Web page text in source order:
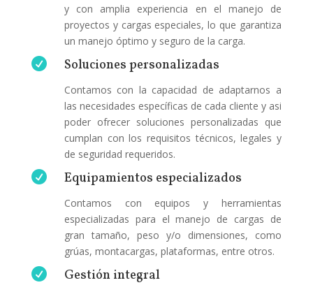
y con amplia experiencia en el manejo de
proyectos y cargas especiales, lo que garantiza
un manejo óptimo y seguro de la carga.
 Soluciones personalizadas
Contamos con la capacidad de adaptarnos a
las necesidades específicas de cada cliente y asi
poder ofrecer soluciones personalizadas que
cumplan con los requisitos técnicos, legales y
de seguridad requeridos.
 Equipamientos especializados
Contamos con equipos y herramientas
especializadas para el manejo de cargas de
gran tamaño, peso y/o dimensiones, como
grúas, montacargas, plataformas, entre otros.
 Gestión integral